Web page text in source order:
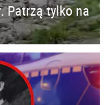
Patrzą tylko na